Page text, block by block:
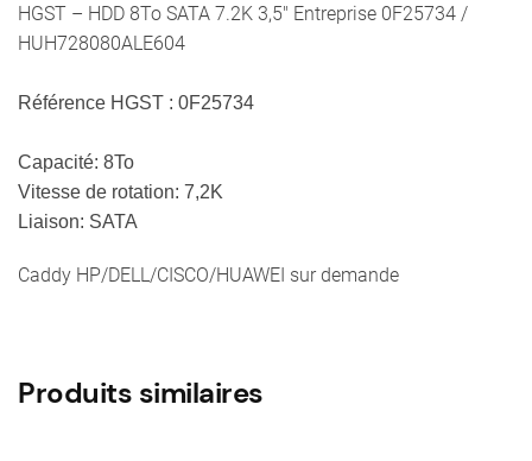
HGST – HDD 8To SATA 7.2K 3,5″ Entreprise 0F25734 /
HUH728080ALE604
Référence HGST : 0F25734
Capacité: 8To
Vitesse de rotation: 7,2K
Liaison: SATA
Caddy HP/DELL/CISCO/HUAWEI sur demande
Produits similaires